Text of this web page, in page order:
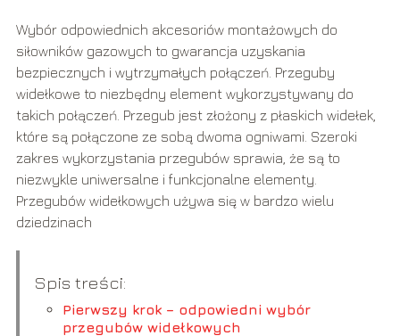
Wybór odpowiednich akcesoriów montażowych do
siłowników gazowych to gwarancja uzyskania
bezpiecznych i wytrzymałych połączeń. Przeguby
widełkowe to niezbędny element wykorzystywany do
takich połączeń. Przegub jest złożony z płaskich widełek,
które są połączone ze sobą dwoma ogniwami. Szeroki
zakres wykorzystania przegubów sprawia, że są to
niezwykle uniwersalne i funkcjonalne elementy.
Przegubów widełkowych używa się w bardzo wielu
dziedzinach
Spis treści:
Pierwszy krok – odpowiedni wybór
przegubów widełkowych